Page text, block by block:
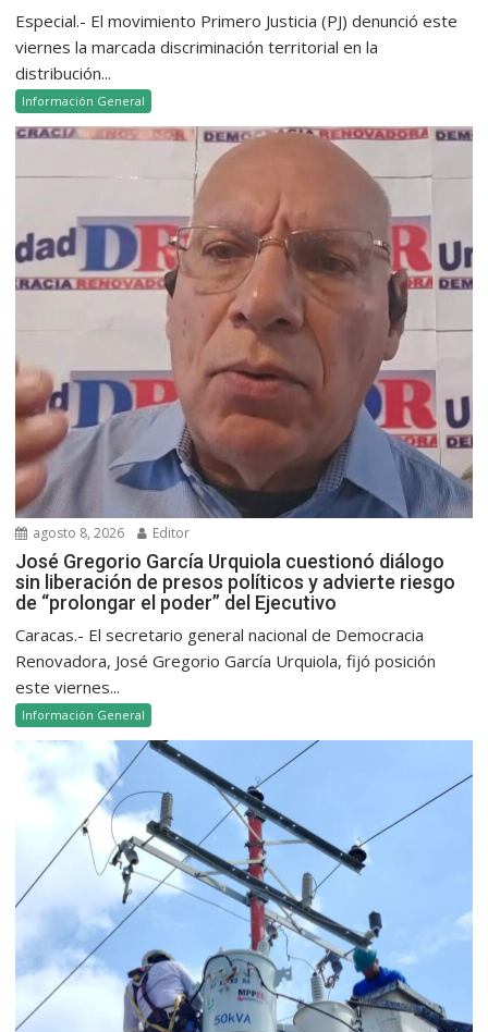
Especial.- El movimiento Primero Justicia (PJ) denunció este
viernes la marcada discriminación territorial en la
distribución...
Información General
agosto 8, 2026 Editor
José Gregorio García Urquiola cuestionó diálogo
sin liberación de presos políticos y advierte riesgo
de “prolongar el poder” del Ejecutivo
Caracas.- El secretario general nacional de Democracia
Renovadora, José Gregorio García Urquiola, fijó posición
este viernes...
Información General